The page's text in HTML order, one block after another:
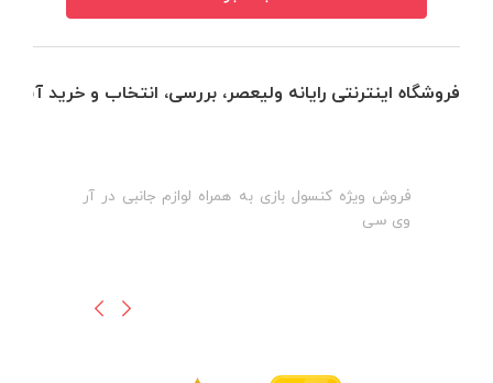
فروشگاه اینترنتی رایانه ولیعصر، بررسی، انتخاب و خرید
فروش ویژه کنسول بازی به همراه لوازم جانبی در آر
وی سی